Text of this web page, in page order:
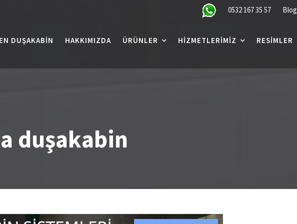
0532 167 35 57 Blog
DUŞAKABIN HAKKIMIZDA ÜRÜNLER HIZMETLERIMIZ RESIMLER
duşakabin